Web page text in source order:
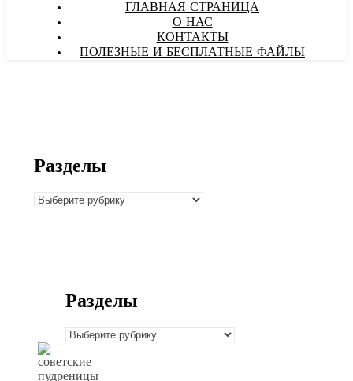
ГЛАВНАЯ СТРАНИЦА
О НАС
КОНТАКТЫ
ПОЛЕЗНЫЕ И БЕСПЛАТНЫЕ ФАЙЛЫ
Разделы
Разделы
Разделы
Разделы